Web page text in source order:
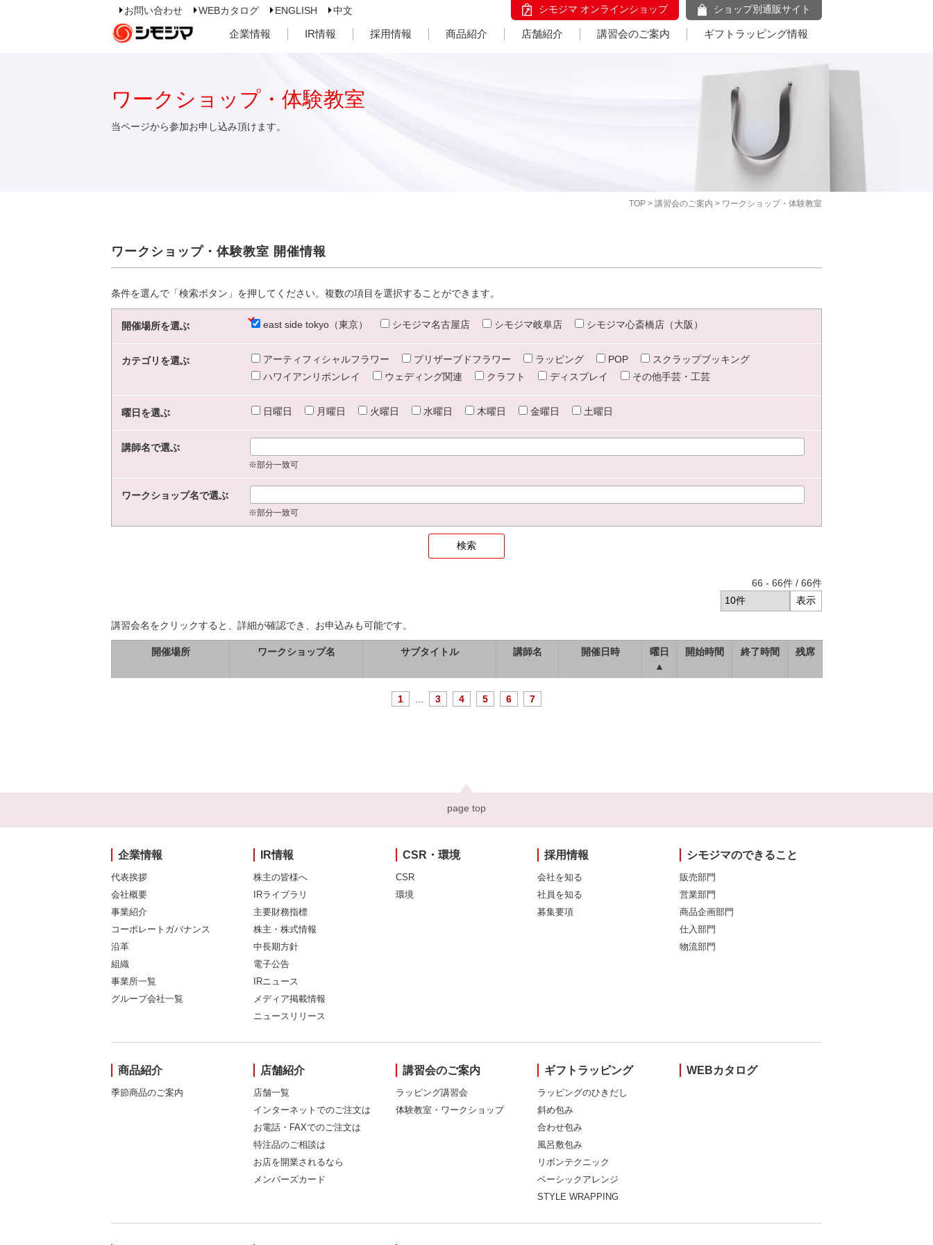
お問い合わせ WEBカタログ ENGLISH 中文 シモジマ オンラインショップ ショップ別通販サイト
企業情報 IR情報 採用情報 商品紹介 店舗紹介 講習会のご案内 ギフトラッピング情報
TOP > 講習会のご案内 > ワークショップ・体験教室
ワークショップ・体験教室
当ページから参加お申し込み頂けます。
ワークショップ・体験教室 開催情報
条件を選んで「検索ボタン」を押してください。複数の項目を選択することができます。
開催場所を選ぶ east side tokyo（東京） シモジマ名古屋店 シモジマ岐阜店 シモジマ心斎橋店（大阪）
カテゴリを選ぶ アーティフィシャルフラワー プリザーブドフラワー ラッピング POP
スクラップブッキング
ハワイアンリボンレイ
ウェディング関連 クラフト ディスプレイ その他手芸・工芸
曜日を選ぶ 日曜日 月曜日 火曜日 水曜日 木曜日 金曜日 土曜日
講師名で選ぶ
※部分一致可
ワークショップ名で選ぶ
※部分一致可
66 - 66件 / 66件
講習会名をクリックすると、詳細が確認でき、お申込みも可能です。
開催場所 ワークショップ名 サブタイトル 講師名 開催日時
曜日
▲
開始時間 終了時間 残席
1 3 4 5 6 7
page top
企業情報
代表挨拶
会社概要
事業紹介
コーポレートガバナンス
沿革
組織
事業所一覧
グループ会社一覧
IR情報
株主の皆様へ
IRライブラリ
主要財務指標
株主・株式情報
中長期方針
電子公告
IRニュース
メディア掲載情報
ニュースリリース
CSR・環境
CSR
環境
採用情報
会社を知る
社員を知る
募集要項
シモジマのできること
販売部門
営業部門
商品企画部門
仕入部門
物流部門
商品紹介
季節商品のご案内
店舗紹介
店舗一覧
インターネットでのご注文は
お電話・FAXでのご注文は
特注品のご相談は
お店を開業されるなら
メンバーズカード
講習会のご案内
ラッピング講習会
体験教室・ワークショップ
ギフトラッピング
ラッピングのひきだし
斜め包み
合わせ包み
風呂敷包み
リボンテクニック
ベーシックアレンジ
STYLE WRAPPING
WEBカタログ